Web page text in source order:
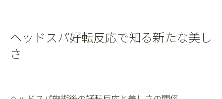
ヘッドスパ好転反応で知る新たな美し
さ